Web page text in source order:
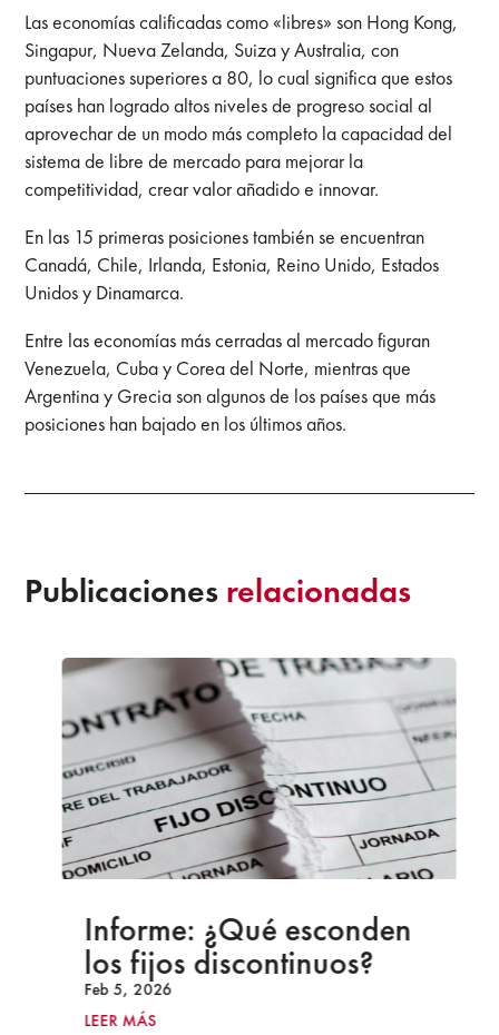
Las economías calificadas como «libres» son Hong Kong,
Singapur, Nueva Zelanda, Suiza y Australia, con
puntuaciones superiores a 80, lo cual significa que estos
países han logrado altos niveles de progreso social al
aprovechar de un modo más completo la capacidad del
sistema de libre de mercado para mejorar la
competitividad, crear valor añadido e innovar.
En las 15 primeras posiciones también se encuentran
Canadá, Chile, Irlanda, Estonia, Reino Unido, Estados
Unidos y Dinamarca.
Entre las economías más cerradas al mercado figuran
Venezuela, Cuba y Corea del Norte, mientras que
Argentina y Grecia son algunos de los países que más
posiciones han bajado en los últimos años.
Publicaciones relacionadas
Informe: ¿Qué esconden
los fijos discontinuos?
Feb 5, 2026
LEER MÁS